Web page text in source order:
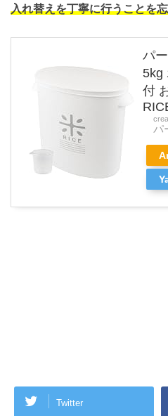
入れ替えを丁寧に行うことを
パ
5kg
付
パ
Twitter